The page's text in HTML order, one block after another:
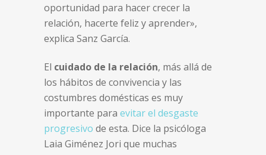
oportunidad para hacer crecer la
relación, hacerte feliz y aprender»,
explica Sanz García.
El cuidado de la relación, más allá de
los hábitos de convivencia y las
costumbres domésticas es muy
importante para evitar el desgaste
progresivo de esta. Dice la psicóloga
Laia Giménez Jori que muchas